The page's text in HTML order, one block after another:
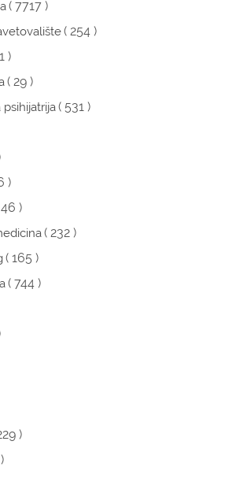
( 7717 )
( 254 )
)
( 29 )
( 531 )
)
)
( 232 )
( 165 )
( 744 )
)